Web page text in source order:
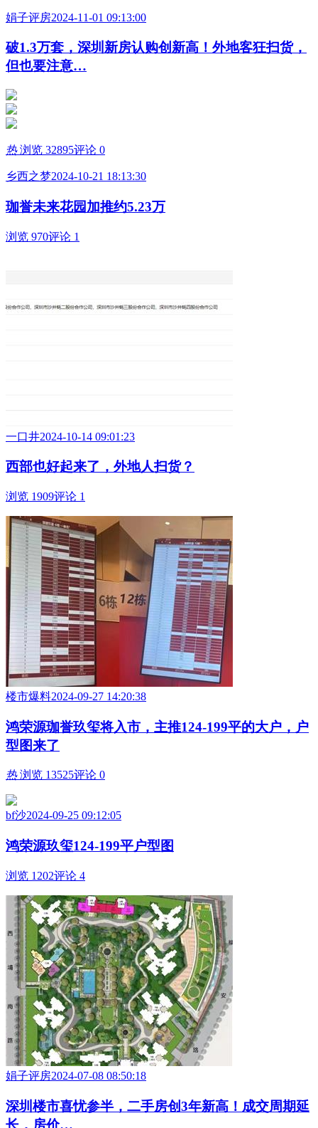
娟子评房2024-11-01 09:13:00
破1.3万套，深圳新房认购创新高！外地客狂扫货，
但也要注意…
热 浏览 32895评论 0
乡西之梦2024-10-21 18:13:30
珈誉未来花园加推约5.23万
浏览 970评论 1
一口井2024-10-14 09:01:23
西部也好起来了，外地人扫货？
浏览 1909评论 1
楼市爆料2024-09-27 14:20:38
鸿荣源珈誉玖玺将入市，主推124-199平的大户，户
型图来了
热 浏览 13525评论 0
bf沙2024-09-25 09:12:05
鸿荣源玖玺124-199平户型图
浏览 1202评论 4
娟子评房2024-07-08 08:50:18
深圳楼市喜忧参半，二手房创3年新高！成交周期延
长，房价…